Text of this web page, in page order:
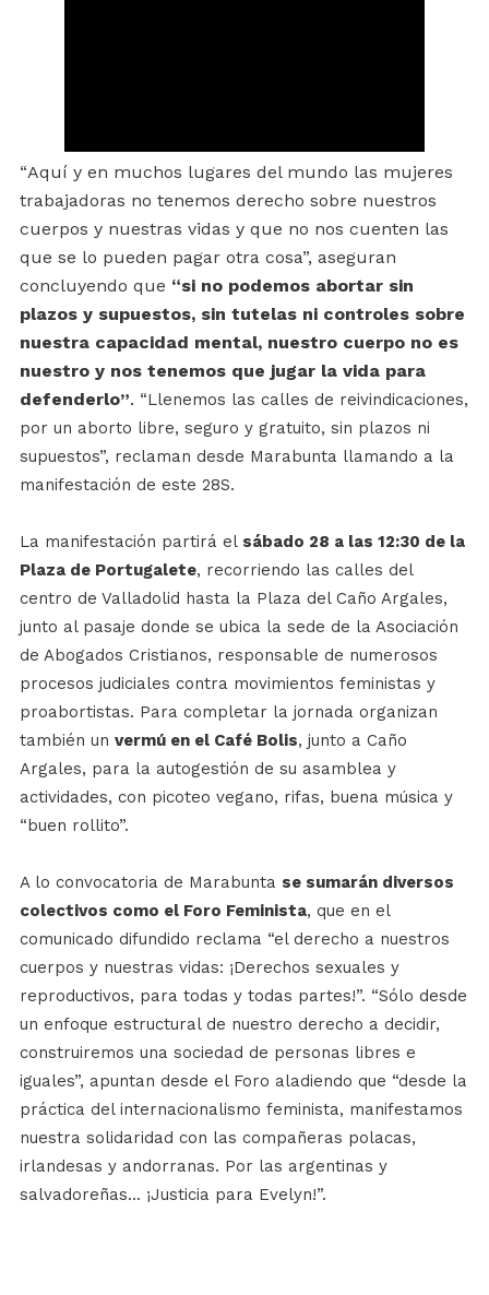
“Aquí y en muchos lugares del mundo las mujeres
trabajadoras no tenemos derecho sobre nuestros
cuerpos y nuestras vidas y que no nos cuenten las
que se lo pueden pagar otra cosa”, aseguran
concluyendo que “si no podemos abortar sin
plazos y supuestos, sin tutelas ni controles sobre
nuestra capacidad mental, nuestro cuerpo no es
nuestro y nos tenemos que jugar la vida para
defenderlo”. “Llenemos las calles de reivindicaciones,
por un aborto libre, seguro y gratuito, sin plazos ni
supuestos”, reclaman desde Marabunta llamando a la
manifestación de este 28S.
La manifestación partirá el sábado 28 a las 12:30 de la
Plaza de Portugalete, recorriendo las calles del
centro de Valladolid hasta la Plaza del Caño Argales,
junto al pasaje donde se ubica la sede de la Asociación
de Abogados Cristianos, responsable de numerosos
procesos judiciales contra movimientos feministas y
proabortistas. Para completar la jornada organizan
también un vermú en el Café Bolis, junto a Caño
Argales, para la autogestión de su asamblea y
actividades, con picoteo vegano, rifas, buena música y
“buen rollito”.
A lo convocatoria de Marabunta se sumarán diversos
colectivos como el Foro Feminista, que en el
comunicado difundido reclama “el derecho a nuestros
cuerpos y nuestras vidas: ¡Derechos sexuales y
reproductivos, para todas y todas partes!”. “Sólo desde
un enfoque estructural de nuestro derecho a decidir,
construiremos una sociedad de personas libres e
iguales”, apuntan desde el Foro aladiendo que “desde la
práctica del internacionalismo feminista, manifestamos
nuestra solidaridad con las compañeras polacas,
irlandesas y andorranas. Por las argentinas y
salvadoreñas... ¡Justicia para Evelyn!”.